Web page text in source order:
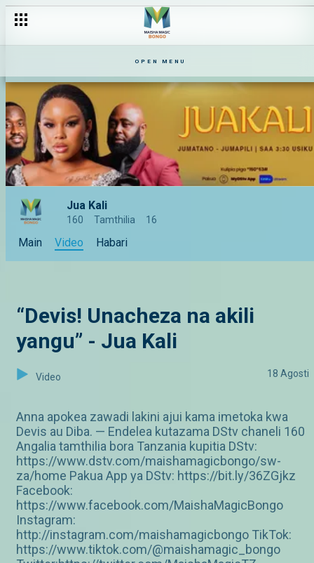
OPEN MENU
Jua Kali
160 Tamthilia 16
Main Video Habari
“Devis! Unacheza na akili
yangu” - Jua Kali
Video 18 Agosti
Anna apokea zawadi lakini ajui kama imetoka kwa
Devis au Diba. — Endelea kutazama DStv chaneli 160
Angalia tamthilia bora Tanzania kupitia DStv:
https://www.dstv.com/maishamagicbongo/sw-
za/home Pakua App ya DStv: https://bit.ly/36ZGjkz
Facebook:
https://www.facebook.com/MaishaMagicBongo
Instagram:
http://instagram.com/maishamagicbongo TikTok:
https://www.tiktok.com/@maishamagic_bongo